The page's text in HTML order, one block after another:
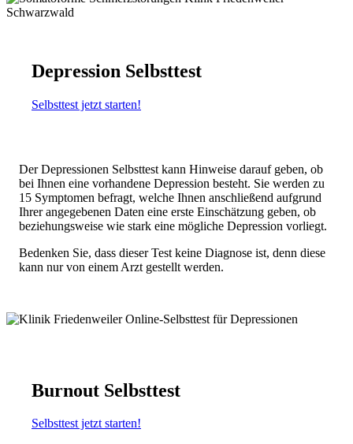
Depression Selbsttest
Selbsttest jetzt starten!
Der Depressionen Selbsttest kann Hinweise darauf geben, ob
bei Ihnen eine vorhandene Depression besteht. Sie werden zu
15 Symptomen befragt, welche Ihnen anschließend aufgrund
Ihrer angegebenen Daten eine erste Einschätzung geben, ob
beziehungsweise wie stark eine mögliche Depression vorliegt.
Bedenken Sie, dass dieser Test keine Diagnose ist, denn diese
kann nur von einem Arzt gestellt werden.
Burnout Selbsttest
Selbsttest jetzt starten!